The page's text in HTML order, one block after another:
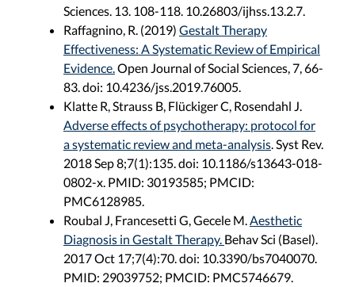
Sciences. 13. 108-118. 10.26803/ijhss.13.2.7.
Raffagnino, R. (2019) Gestalt Therapy
Effectiveness: A Systematic Review of Empirical
Evidence. Open Journal of Social Sciences, 7, 66-
83. doi: 10.4236/jss.2019.76005.
Klatte R, Strauss B, Flückiger C, Rosendahl J.
Adverse effects of psychotherapy: protocol for
a systematic review and meta-analysis . Syst Rev.
2018 Sep 8;7(1):135. doi: 10.1186/s13643-018-
0802-x. PMID: 30193585; PMCID:
PMC6128985.
Roubal J, Francesetti G, Gecele M. Aesthetic
Diagnosis in Gestalt Therapy. Behav Sci (Basel).
2017 Oct 17;7(4):70. doi: 10.3390/bs7040070.
PMID: 29039752; PMCID: PMC5746679.